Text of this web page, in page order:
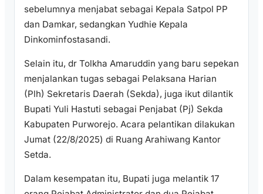
sebelumnya menjabat sebagai Kepala Satpol PP
dan Damkar, sedangkan Yudhie Kepala
Dinkominfostasandi.
Selain itu, dr Tolkha Amaruddin yang baru sepekan
menjalankan tugas sebagai Pelaksana Harian
(Plh) Sekretaris Daerah (Sekda), juga ikut dilantik
Bupati Yuli Hastuti sebagai Penjabat (Pj) Sekda
Kabupaten Purworejo. Acara pelantikan dilakukan
Jumat (22/8/2025) di Ruang Arahiwang Kantor
Setda.
Dalam kesempatan itu, Bupati juga melantik 17